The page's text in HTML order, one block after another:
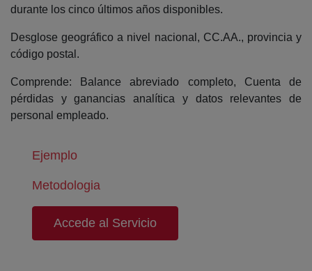
durante los cinco últimos años disponibles.
Desglose geográfico a nivel nacional, CC.AA., provincia y
código postal.
Comprende: Balance abreviado completo, Cuenta de
pérdidas y ganancias analítica y datos relevantes de
personal empleado.
Ejemplo
Metodologia
Accede al Servicio